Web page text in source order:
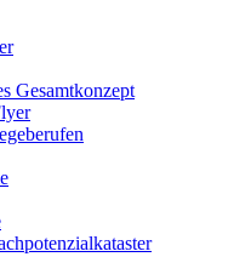
Gesamtkonzept